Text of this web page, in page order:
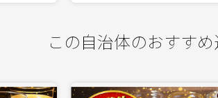
この自治体のおすすめ